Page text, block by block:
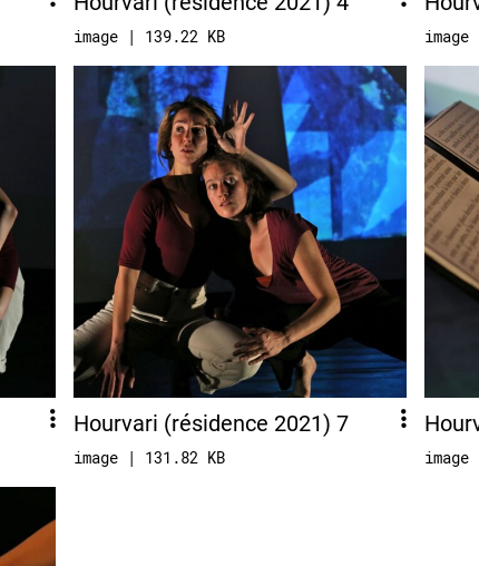
image | 139.22 KB
Hourvari (résidence 2021) 7
image | 131.82 KB